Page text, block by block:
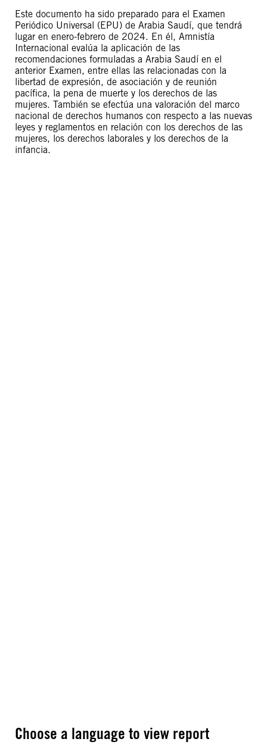
Este documento ha sido preparado para el Examen
Periódico Universal (EPU) de Arabia Saudí, que tendrá
lugar en enero-febrero de 2024. En él, Amnistía
Internacional evalúa la aplicación de las
recomendaciones formuladas a Arabia Saudí en el
anterior Examen, entre ellas las relacionadas con la
libertad de expresión, de asociación y de reunión
pacífica, la pena de muerte y los derechos de las
mujeres. También se efectúa una valoración del marco
nacional de derechos humanos con respecto a las nuevas
leyes y reglamentos en relación con los derechos de las
mujeres, los derechos laborales y los derechos de la
infancia.
Choose a language to view report